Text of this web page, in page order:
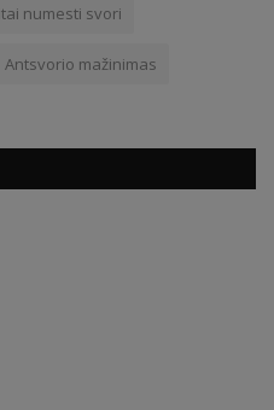
numesti svori
Antsvorio mažinimas